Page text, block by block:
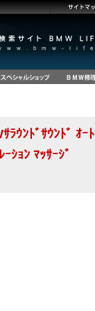
ﾗｳﾝﾄﾞｻｳﾝﾄﾞ ｵｰ
ｼｮﾝ ﾏｯｻｰｼﾞ